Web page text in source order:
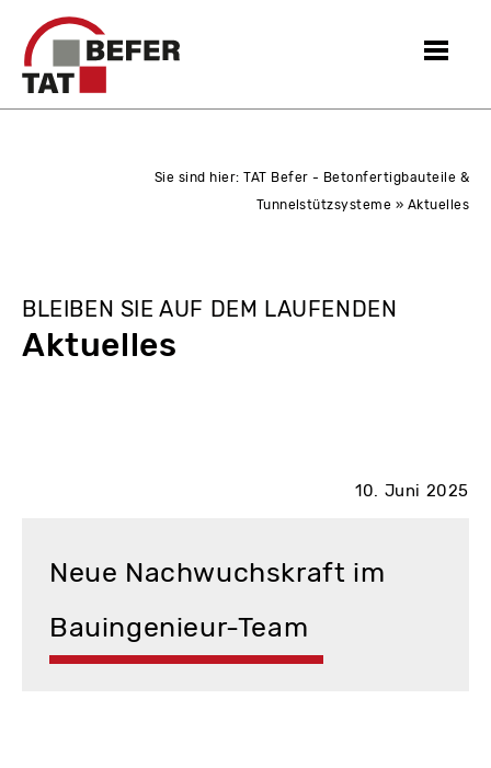
Sie sind hier:TAT Befer - Betonfertigbauteile &
Tunnelstützsysteme » Aktuelles
BLEIBEN SIE AUF DEM LAUFENDEN
Aktuelles
10. Juni 2025
Neue Nachwuchskraft im
Bauingenieur-Team